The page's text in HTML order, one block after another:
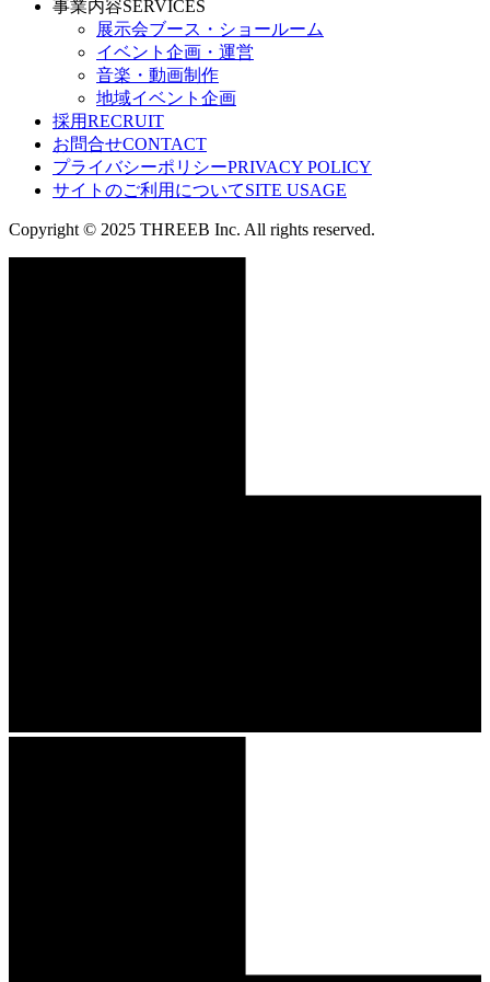
事業内容SERVICES
展示会ブース・ショールーム
イベント企画・運営
音楽・動画制作
地域イベント企画
採用RECRUIT
お問合せCONTACT
プライバシーポリシーPRIVACY POLICY
サイトのご利用についてSITE USAGE
Copyright © 2025 THREEB Inc. All rights reserved.